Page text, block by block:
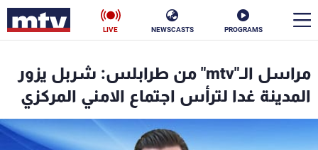
PROGRAMS
NEWSCASTS
LIVE
مراسل الـ"mtv" من طرابلس: شربل يزور
المدينة غدا لترأس اجتماع الامني المركزي
الأخبار
ناس